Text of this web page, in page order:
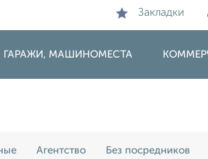
Закладки
ГАРАЖИ, МАШИНОМЕСТА
Агентство Без посредников